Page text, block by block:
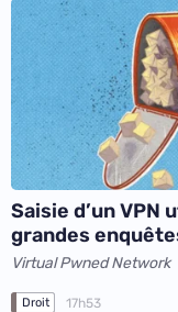
Saisie d’un
grandes
Virtual Pwned Network
Droit 17h53